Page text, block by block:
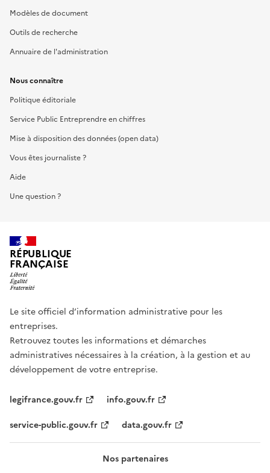
Modèles de document
Outils de recherche
Annuaire de l'administration
Nous connaître
Politique éditoriale
Service Public Entreprendre en chiffres
Mise à disposition des données (open data)
Vous êtes journaliste ?
Aide
Une question ?
RÉPUBLIQUE
FRANÇAISE
Le site officiel d’information administrative pour les
entreprises.
Retrouvez toutes les informations et démarches
administratives nécessaires à la création, à la gestion et au
développement de votre entreprise.
legifrance.gouv.fr
info.gouv.fr
service-public.gouv.fr
data.gouv.fr
Nos partenaires